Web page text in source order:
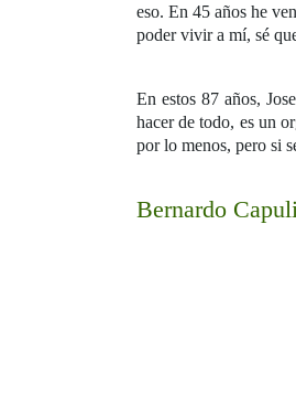
eso. En 45 años he
poder vivir a mí, sé
En estos 87 años,
hacer de todo, es un
por lo menos, pero si
Bernardo